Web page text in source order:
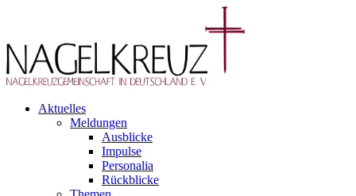
Aktuelles
Meldungen
Ausblicke
Impulse
Personalia
Rückblicke